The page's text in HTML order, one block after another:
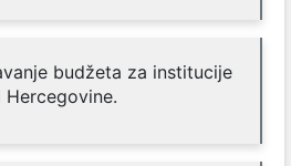
budžeta za institucije
Hercegovine.